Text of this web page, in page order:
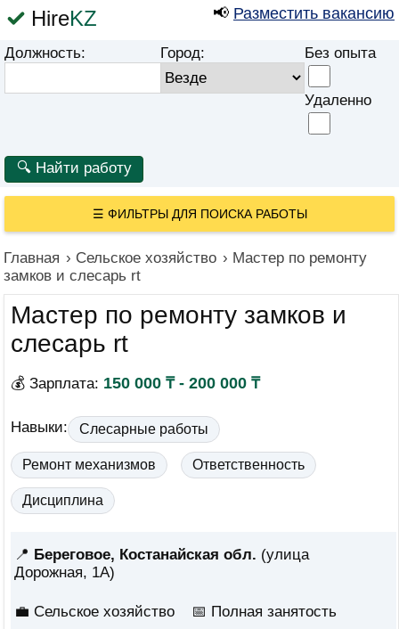
HireKZ 📢 Разместить вакансию
Должность: Город: Без опыта
Удаленно
☰ ФИЛЬТРЫ ДЛЯ ПОИСКА РАБОТЫ
Главная › Сельское хозяйство › Мастер по ремонту
замков и слесарь rt
Мастер по ремонту замков и
слесарь rt
💰 Зарплата: 150 000 ₸ - 200 000 ₸
Навыки: Слесарные работы
Ремонт механизмов Ответственность
Дисциплина
📍 Береговое, Костанайская обл. (улица
Дорожная, 1А)
💼 Сельское хозяйство 📅 Полная занятость